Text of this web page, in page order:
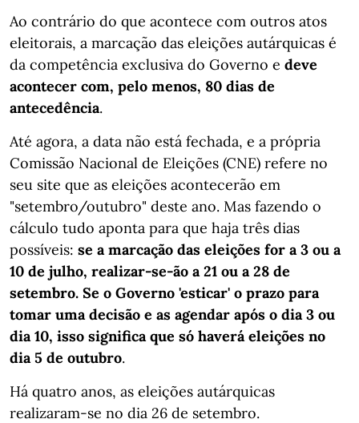
Ao contrário do que acontece com outros atos
eleitorais, a marcação das eleições autárquicas é
da competência exclusiva do Governo e deve
acontecer com, pelo menos, 80 dias de
antecedência.
Até agora, a data não está fechada, e a própria
Comissão Nacional de Eleições (CNE) refere no
seu site que as eleições acontecerão em
"setembro/outubro" deste ano. Mas fazendo o
cálculo tudo aponta para que haja três dias
possíveis: se a marcação das eleições for a 3 ou a
10 de julho, realizar-se-ão a 21 ou a 28 de
setembro. Se o Governo 'esticar' o prazo para
tomar uma decisão e as agendar após o dia 3 ou
dia 10, isso significa que só haverá eleições no
dia 5 de outubro.
Há quatro anos, as eleições autárquicas
realizaram-se no dia 26 de setembro.